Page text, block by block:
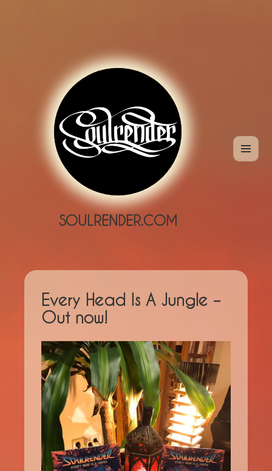
SOULRENDER.COM
Every Head Is A Jungle –
Out now!